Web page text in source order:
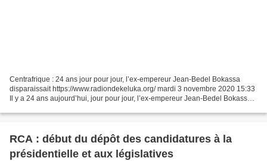
Centrafrique : 24 ans jour pour jour, l’ex-empereur Jean-Bedel Bokassa
disparaissait https://www.radiondekeluka.org/ mardi 3 novembre 2020 15:33
Il y a 24 ans aujourd’hui, jour pour jour, l’ex-empereur Jean-Bedel Bokassa
RCA : début du dépôt des candidatures à la
présidentielle et aux législatives